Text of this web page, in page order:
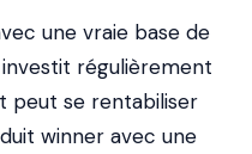
une vraie base de
investit régulièrement
peut se rentabiliser
winner avec une